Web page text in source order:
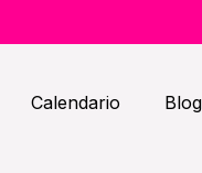
Calendario Blog